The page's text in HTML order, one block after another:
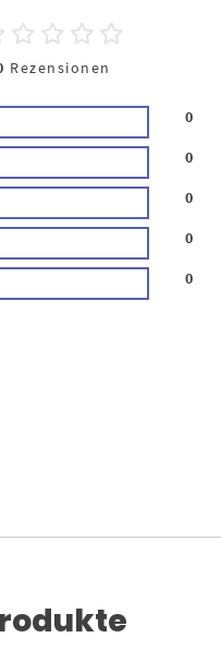
Rezensionen
0
0
0
0
0